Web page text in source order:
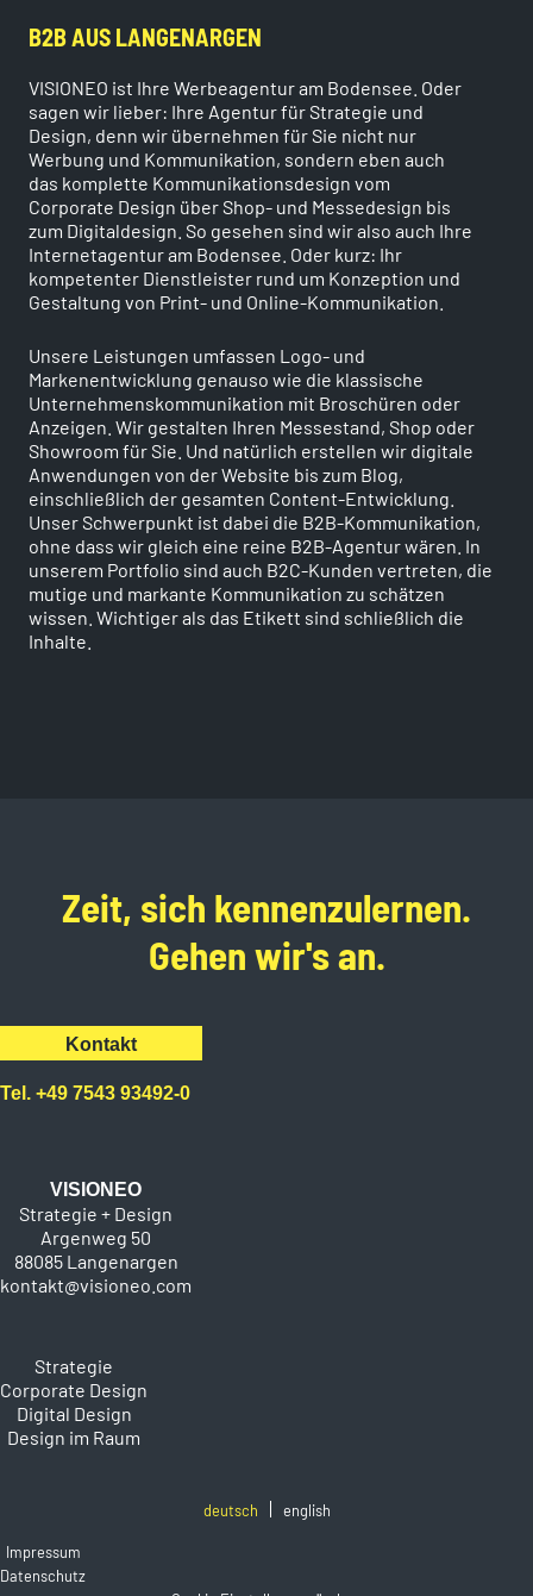
B2B AUS LANGENARGEN
VISIONEO ist Ihre Werbeagentur am Bodensee. Oder
sagen wir lieber: Ihre Agentur für Strategie und
Design, denn wir übernehmen für Sie nicht nur
Werbung und Kommunikation, sondern eben auch
das komplette Kommunikationsdesign vom
Corporate Design über Shop- und Messedesign bis
zum Digitaldesign. So gesehen sind wir also auch Ihre
Internetagentur am Bodensee. Oder kurz: Ihr
kompetenter Dienstleister rund um Konzeption und
Gestaltung von Print- und Online-Kommunikation.
Unsere Leistungen umfassen Logo- und
Markenentwicklung genauso wie die klassische
Unternehmenskommunikation mit Broschüren oder
Anzeigen. Wir gestalten Ihren Messestand, Shop oder
Showroom für Sie. Und natürlich erstellen wir digitale
Anwendungen von der Website bis zum Blog,
einschließlich der gesamten Content-Entwicklung.
Unser Schwerpunkt ist dabei die B2B-Kommunikation,
ohne dass wir gleich eine reine B2B-Agentur wären. In
unserem Portfolio sind auch B2C-Kunden vertreten, die
mutige und markante Kommunikation zu schätzen
wissen. Wichtiger als das Etikett sind schließlich die
Inhalte.
Zeit, sich kennenzulernen.
Gehen wir's an.
Kontakt
Tel. +49 7543 93492-0
VISIONEO
Strategie + Design
Argenweg 50
88085 Langenargen
kontakt@visioneo.com
Strategie
Corporate Design
Digital Design
Design im Raum
deutsch english
Impressum
Datenschutz